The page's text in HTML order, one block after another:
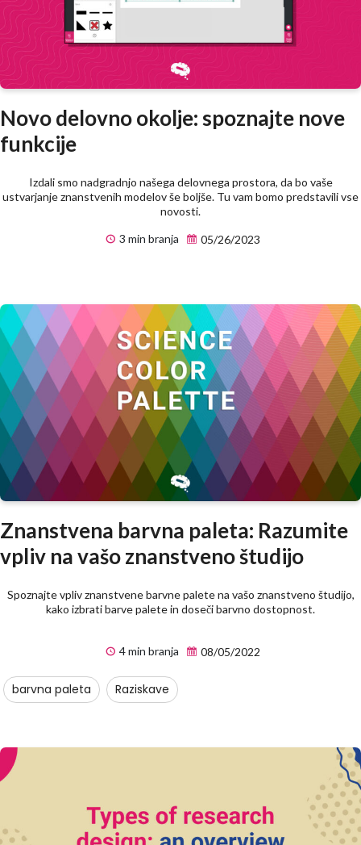
Novo delovno okolje: spoznajte nove
funkcije
Izdali smo nadgradnjo našega delovnega prostora, da bo vaše
ustvarjanje znanstvenih modelov še boljše. Tu vam bomo predstavili vse
novosti.
3 min branja
05/26/2023
Znanstvena barvna paleta: Razumite
vpliv na vašo znanstveno študijo
Spoznajte vpliv znanstvene barvne palete na vašo znanstveno študijo,
kako izbrati barve palete in doseči barvno dostopnost.
4 min branja 08/05/2022
barvna paleta Raziskave